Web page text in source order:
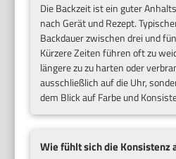
Die Backzeit ist ein guter
nach Gerät und Rezept.
Backdauer zwischen drei und
Kürzere Zeiten führen oft zu
längere zu zu harten oder
ausschließlich auf die Uhr,
dem Blick auf Farbe und
Wie fühlt sich die Konsistenz